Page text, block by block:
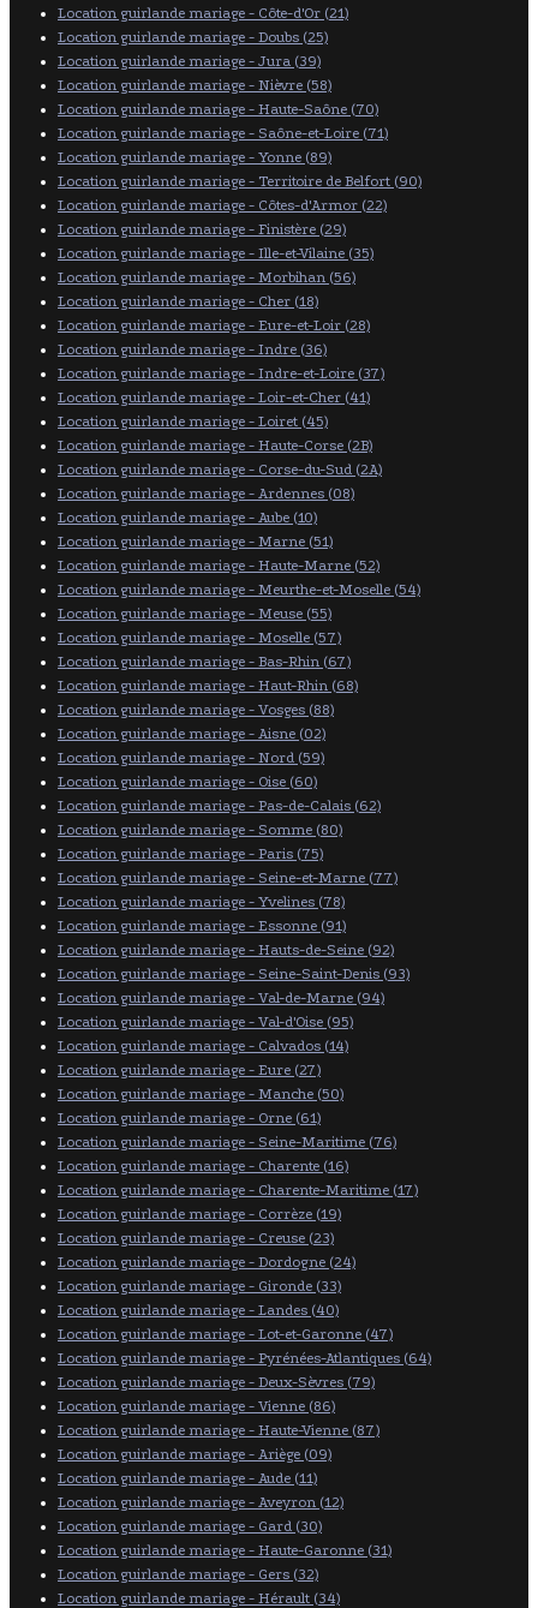
Location guirlande mariage - Côte-d'Or (21)
Location guirlande mariage - Doubs (25)
Location guirlande mariage - Jura (39)
Location guirlande mariage - Nièvre (58)
Location guirlande mariage - Haute-Saône (70)
Location guirlande mariage - Saône-et-Loire (71)
Location guirlande mariage - Yonne (89)
Location guirlande mariage - Territoire de Belfort (90)
Location guirlande mariage - Côtes-d'Armor (22)
Location guirlande mariage - Finistère (29)
Location guirlande mariage - Ille-et-Vilaine (35)
Location guirlande mariage - Morbihan (56)
Location guirlande mariage - Cher (18)
Location guirlande mariage - Eure-et-Loir (28)
Location guirlande mariage - Indre (36)
Location guirlande mariage - Indre-et-Loire (37)
Location guirlande mariage - Loir-et-Cher (41)
Location guirlande mariage - Loiret (45)
Location guirlande mariage - Haute-Corse (2B)
Location guirlande mariage - Corse-du-Sud (2A)
Location guirlande mariage - Ardennes (08)
Location guirlande mariage - Aube (10)
Location guirlande mariage - Marne (51)
Location guirlande mariage - Haute-Marne (52)
Location guirlande mariage - Meurthe-et-Moselle (54)
Location guirlande mariage - Meuse (55)
Location guirlande mariage - Moselle (57)
Location guirlande mariage - Bas-Rhin (67)
Location guirlande mariage - Haut-Rhin (68)
Location guirlande mariage - Vosges (88)
Location guirlande mariage - Aisne (02)
Location guirlande mariage - Nord (59)
Location guirlande mariage - Oise (60)
Location guirlande mariage - Pas-de-Calais (62)
Location guirlande mariage - Somme (80)
Location guirlande mariage - Paris (75)
Location guirlande mariage - Seine-et-Marne (77)
Location guirlande mariage - Yvelines (78)
Location guirlande mariage - Essonne (91)
Location guirlande mariage - Hauts-de-Seine (92)
Location guirlande mariage - Seine-Saint-Denis (93)
Location guirlande mariage - Val-de-Marne (94)
Location guirlande mariage - Val-d'Oise (95)
Location guirlande mariage - Calvados (14)
Location guirlande mariage - Eure (27)
Location guirlande mariage - Manche (50)
Location guirlande mariage - Orne (61)
Location guirlande mariage - Seine-Maritime (76)
Location guirlande mariage - Charente (16)
Location guirlande mariage - Charente-Maritime (17)
Location guirlande mariage - Corrèze (19)
Location guirlande mariage - Creuse (23)
Location guirlande mariage - Dordogne (24)
Location guirlande mariage - Gironde (33)
Location guirlande mariage - Landes (40)
Location guirlande mariage - Lot-et-Garonne (47)
Location guirlande mariage - Pyrénées-Atlantiques (64)
Location guirlande mariage - Deux-Sèvres (79)
Location guirlande mariage - Vienne (86)
Location guirlande mariage - Haute-Vienne (87)
Location guirlande mariage - Ariège (09)
Location guirlande mariage - Aude (11)
Location guirlande mariage - Aveyron (12)
Location guirlande mariage - Gard (30)
Location guirlande mariage - Haute-Garonne (31)
Location guirlande mariage - Gers (32)
Location guirlande mariage - Hérault (34)